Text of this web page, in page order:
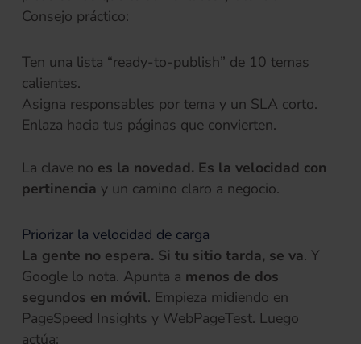
Consejo práctico:
Ten una lista “ready-to-publish” de 10 temas
calientes.
Asigna responsables por tema y un SLA corto.
Enlaza hacia tus páginas que convierten.
La clave no es la novedad. Es la velocidad con
pertinencia y un camino claro a negocio.
Priorizar la velocidad de carga
La gente no espera. Si tu sitio tarda, se va. Y
Google lo nota. Apunta a menos de dos
segundos en móvil. Empieza midiendo en
PageSpeed Insights y WebPageTest. Luego
actúa: